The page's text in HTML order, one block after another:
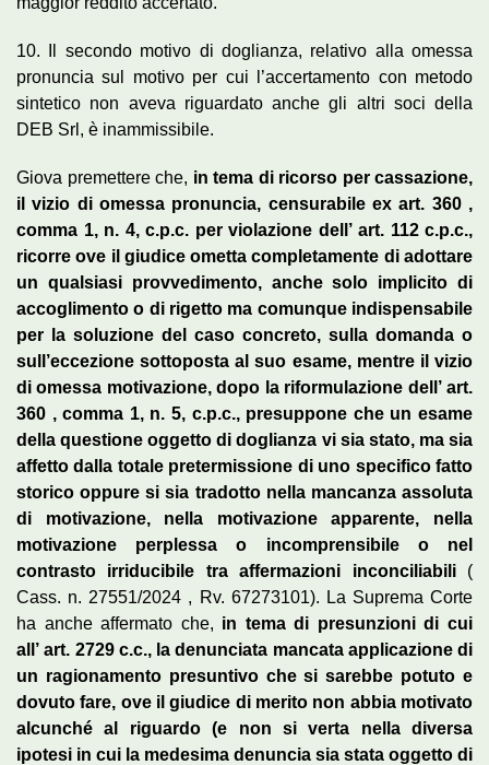
10. Il secondo motivo di doglianza, relativo alla omessa
pronuncia sul motivo per cui l’accertamento con metodo
sintetico non aveva riguardato anche gli altri soci della
DEB Srl, è inammissibile.
Giova premettere che, in tema di ricorso per cassazione,
il vizio di omessa pronuncia, censurabile ex art. 360 ,
comma 1, n. 4, c.p.c. per violazione dell’ art. 112 c.p.c.,
ricorre ove il giudice ometta completamente di adottare
un qualsiasi provvedimento, anche solo implicito di
accoglimento o di rigetto ma comunque indispensabile
per la soluzione del caso concreto, sulla domanda o
sull’eccezione sottoposta al suo esame, mentre il vizio
di omessa motivazione, dopo la riformulazione dell’ art.
360 , comma 1, n. 5, c.p.c., presuppone che un esame
della questione oggetto di doglianza vi sia stato, ma sia
affetto dalla totale pretermissione di uno specifico fatto
storico oppure si sia tradotto nella mancanza assoluta
di motivazione, nella motivazione apparente, nella
motivazione perplessa o incomprensibile o nel
contrasto irriducibile tra affermazioni inconciliabili(
Cass. n. 27551/2024 , Rv. 67273101). La Suprema Corte
ha anche affermato che, in tema di presunzioni di cui
all’ art. 2729 c.c., la denunciata mancata applicazione di
un ragionamento presuntivo che si sarebbe potuto e
dovuto fare, ove il giudice di merito non abbia motivato
alcunché al riguardo (e non si verta nella diversa
ipotesi in cui la medesima denuncia sia stata oggetto di